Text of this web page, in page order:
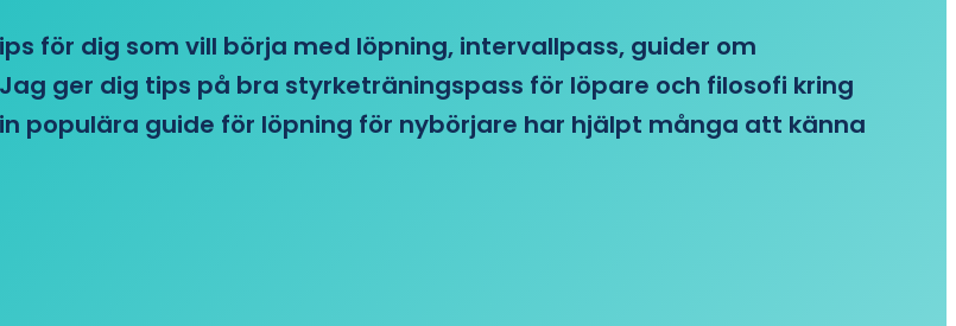
för dig som vill börja med löpning, intervallpass, guider om
ger dig tips på bra styrketräningspass för löpare och filosofi kring
populära guide för löpning för nybörjare har hjälpt många att känna